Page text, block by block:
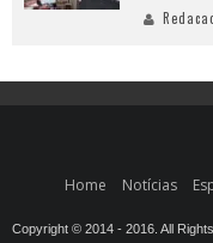
Home Notícias
Copyright © 2014 - 2016. All